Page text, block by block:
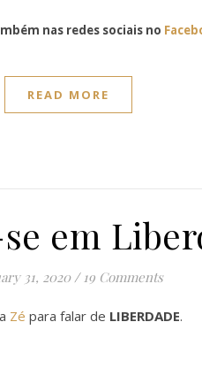
nas redes sociais no
READ MORE
em
31, 2020 / 19 Comments
Zé para falar de LIBERDADE.